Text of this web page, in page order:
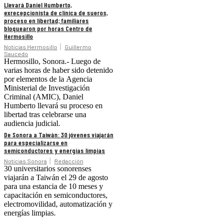
Llevará Daniel Humberto,
exrecepcionista de clínica de sueros,
proceso en libertad; familiares
bloquearon por horas Centro de
Hermosillo
Noticias Hermosillo
Guillermo
Saucedo
Hermosillo, Sonora.- Luego de
varias horas de haber sido detenido
por elementos de la Agencia
Ministerial de Investigación
Criminal (AMIC), Daniel
Humberto llevará su proceso en
libertad tras celebrarse una
audiencia judicial.
De Sonora a Taiwán: 30 jóvenes viajarán
para especializarse en
semiconductores y energías limpias
Noticias Sonora Redacción
30 universitarios sonorenses
viajarán a Taiwán el 29 de agosto
para una estancia de 10 meses y
capacitación en semiconductores,
electromovilidad, automatización y
energías limpias.